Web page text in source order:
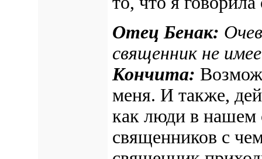
Отец Бенак:
священник не
Кончита:
меня. И также,
как люди в нашем
священников с